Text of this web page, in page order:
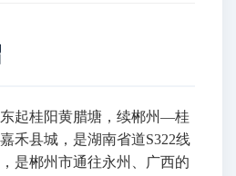
起桂阳黄腊塘，续郴州—桂
禾县城，是湖南省道S322线
，是郴州市通往永州、广西的